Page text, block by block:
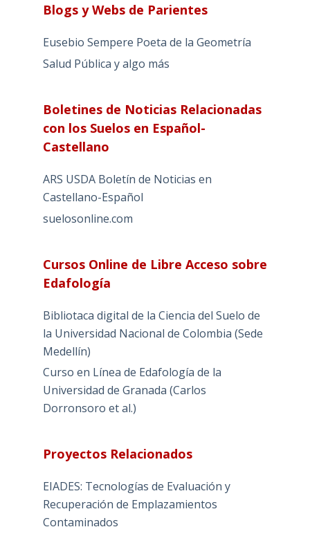
Blogs y Webs de Parientes
Eusebio Sempere Poeta de la Geometría
Salud Pública y algo más
Boletines de Noticias Relacionadas
con los Suelos en Español-
Castellano
ARS USDA Boletín de Noticias en
Castellano-Español
suelosonline.com
Cursos Online de Libre Acceso sobre
Edafología
Bibliotaca digital de la Ciencia del Suelo de
la Universidad Nacional de Colombia (Sede
Medellín)
Curso en Línea de Edafología de la
Universidad de Granada (Carlos
Dorronsoro et al.)
Proyectos Relacionados
EIADES: Tecnologías de Evaluación y
Recuperación de Emplazamientos
Contaminados